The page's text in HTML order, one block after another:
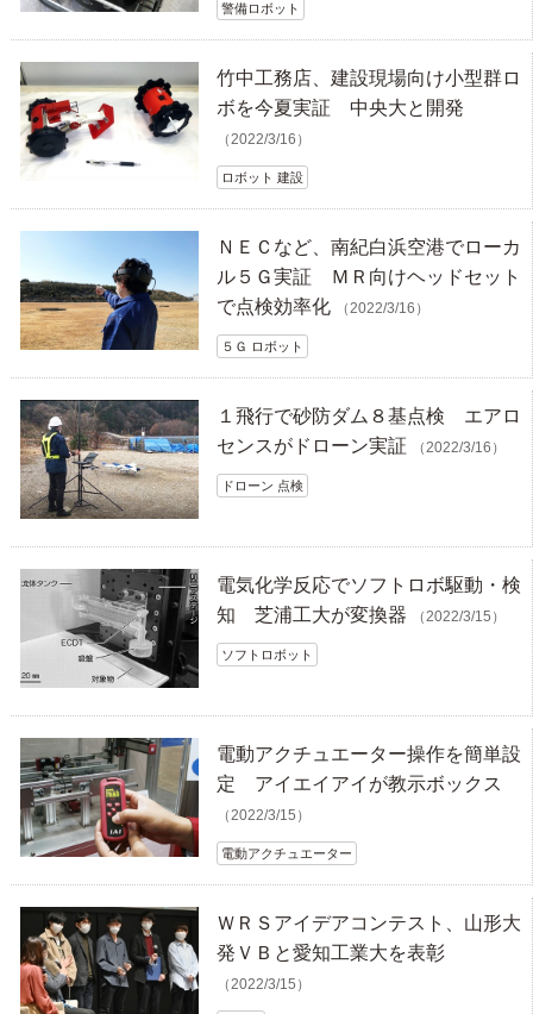
警備ロボット
竹中工務店、建設現場向け小型群ロ
ボを今夏実証 中央大と開発
（2022/3/16）
ロボット 建設
ＮＥＣなど、南紀白浜空港でローカ
ル５Ｇ実証 ＭＲ向けヘッドセット
で点検効率化
（2022/3/16）
５Ｇ ロボット
１飛行で砂防ダム８基点検 エアロ
センスがドローン実証
（2022/3/16）
ドローン 点検
電気化学反応でソフトロボ駆動・検
知 芝浦工大が変換器
（2022/3/15）
ソフトロボット
電動アクチュエーター操作を簡単設
定 アイエイアイが教示ボックス
（2022/3/15）
電動アクチュエーター
ＷＲＳアイデアコンテスト、山形大
発ＶＢと愛知工業大を表彰
（2022/3/15）